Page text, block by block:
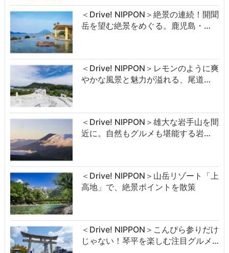
＜Drive! NIPPON＞絶景の連続！開聞
岳を望む絶景をめぐる。鹿児島・…
＜Drive! NIPPON＞レモンのように爽
やかな風景と魅力が溢れる、尾道…
＜Drive! NIPPON＞雄大な岩手山を間
近に。自然もグルメも堪能する岩…
＜Drive! NIPPON＞山岳リゾート「上
高地」で、絶景ポイントを散策
＜Drive! NIPPON＞こんぴら参りだけ
じゃない！琴平を楽しむ注目グルメ…